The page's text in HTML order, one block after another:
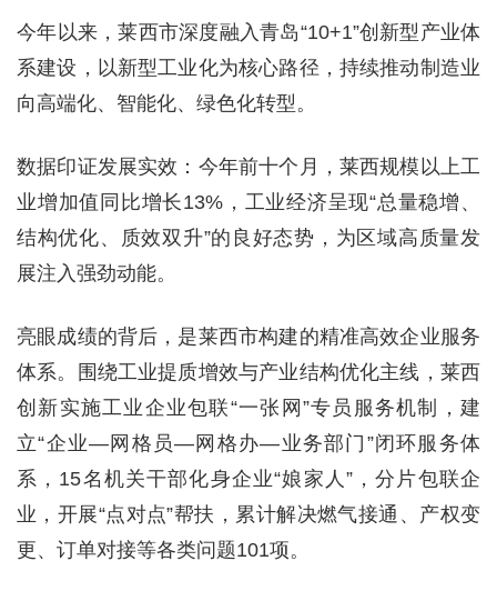
今年以来，莱西市深度融入青岛“10+1”创新型产业体
系建设，以新型工业化为核心路径，持续推动制造业
向高端化、智能化、绿色化转型。
数据印证发展实效：今年前十个月，莱西规模以上工
业增加值同比增长13%，工业经济呈现“总量稳增、
结构优化、质效双升”的良好态势，为区域高质量发
展注入强劲动能。
亮眼成绩的背后，是莱西市构建的精准高效企业服务
体系。围绕工业提质增效与产业结构优化主线，莱西
创新实施工业企业包联“一张网”专员服务机制，建
立“企业—网格员—网格办—业务部门”闭环服务体
系，15名机关干部化身企业“娘家人”，分片包联企
业，开展“点对点”帮扶，累计解决燃气接通、产权变
更、订单对接等各类问题101项。